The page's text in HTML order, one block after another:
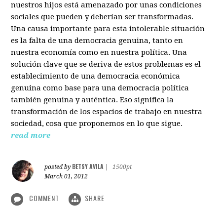
nuestros hijos está amenazado por unas condiciones
sociales que pueden y deberían ser transformadas.
Una causa importante para esta intolerable situación
es la falta de una democracia genuina, tanto en
nuestra economía como en nuestra política. Una
solución clave que se deriva de estos problemas es el
establecimiento de una democracia económica
genuina como base para una democracia política
también genuina y auténtica. Eso significa la
transformación de los espacios de trabajo en nuestra
sociedad, cosa que proponemos en lo que sigue.
read more
posted by BETSY AVILA
1500pt
March 01, 2012
COMMENT SHARE